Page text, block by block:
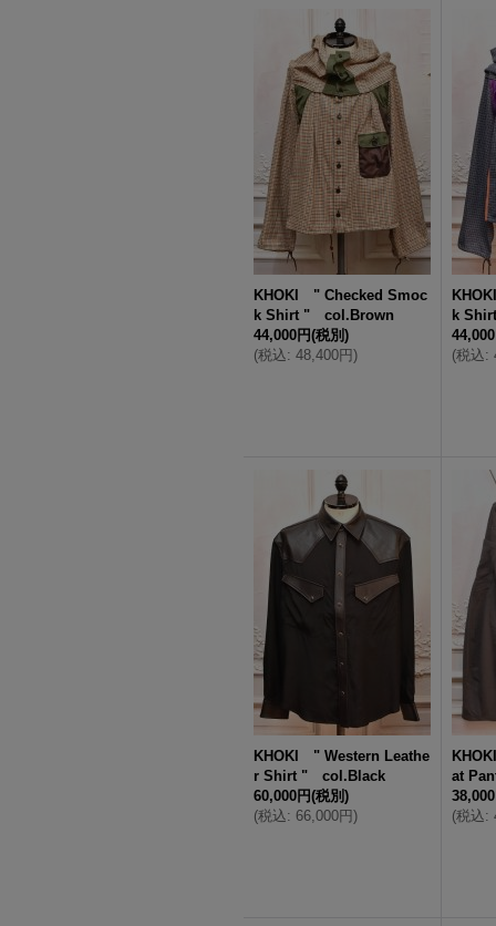
KHOKI " Checked Smoc
k Shirt " col.Brown
44,000円(税別)
(税込: 48,400円)
k
(税込:
KHOKI " Western Leathe
r Shirt " col.Black
60,000円(税別)
(税込: 66,000円)
at
(税込: